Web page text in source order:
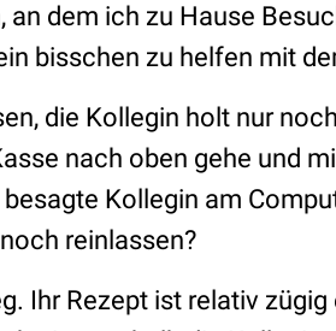
dem ich zu Hause
bisschen zu helfen mit
die Kollegin holt nur
nach oben gehe und
Kollegin am
reinlassen?
Ihr Rezept ist relativ